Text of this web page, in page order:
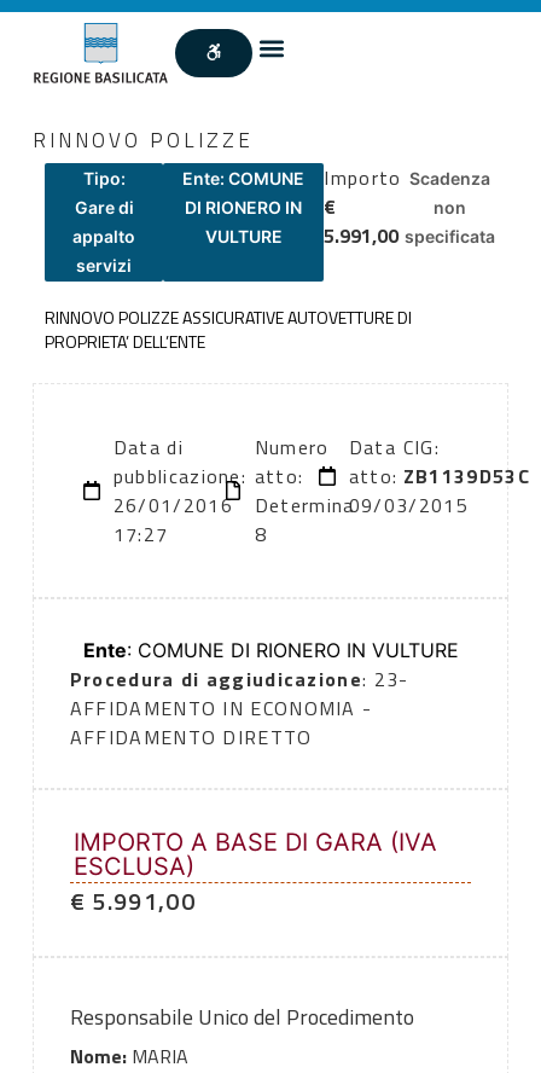
RINNOVO POLIZZE
Tipo:
Gare di
appalto
servizi
Ente: COMUNE
DI RIONERO IN
VULTURE
Importo
€
5.991,00
Scadenza
non
specificata
RINNOVO POLIZZE ASSICURATIVE AUTOVETTURE DI
PROPRIETA’ DELL’ENTE
Data di
pubblicazione:
26/01/2016
17:27
Numero
atto:
Determina
8
Data
atto:
09/03/2015
CIG:
ZB1139D53C
Ente: COMUNE DI RIONERO IN VULTURE
Procedura di aggiudicazione: 23-
AFFIDAMENTO IN ECONOMIA -
AFFIDAMENTO DIRETTO
IMPORTO A BASE DI GARA (IVA
ESCLUSA)
€ 5.991,00
Responsabile Unico del Procedimento
Nome:MARIA